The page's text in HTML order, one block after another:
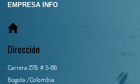
EMPRESA INFO
Dirección
Carrera 27B # 5-88
Bogota /Colombia